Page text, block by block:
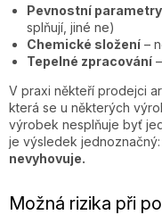
Pevnostní parametry
splňují, jiné ne)
Chemické složení –
Tepelné zpracování
V praxi někteří prodejci
která se u některých
výrobek nesplňuje byť
je výsledek jednoznačný:
nevyhovuje.
Možná rizika při